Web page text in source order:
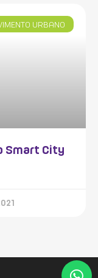
URBANO
Smart City